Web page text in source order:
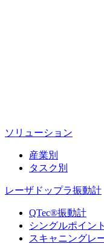
ソリューション
産業別
タスク別
レーザドップラ振動計
QTec®振動計
シングルポイン
スキャニングレ